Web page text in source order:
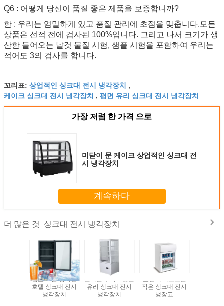
Q6 : 어떻게 당신이 품질 좋은 제품을 보증합니까?
한 : 우리는 엄밀하게 있고 품질 관리에 초점을 맞춥니다.모든
상품은 선적 전에 검사된 100%입니다. 그리고 나서 크기가 생
산한 들어오는 날것 물질 시험, 샘플 시험을 포함하여 우리는
적어도 3의 검사를 합니다.
꼬리표: 상업적인 싱크대 전시 냉각장치 ,
케이크 싱크대 전시 냉각장치 , 평면 유리 싱크대 전시 냉각장치
가장 저렴 한 가격 으로
미닫이 문 케이크 상업적인 싱크대 전
시 냉각장치
계속하다
더 많은 것 싱크대 전시 냉각장치
음료 작은 강직한
호텔 싱크대 전시
냉각장치
편리점 수직 4 평면
유리 싱크대 전시
냉각장치
호텔 아이스크림
작은 싱크대 전시
냉장고